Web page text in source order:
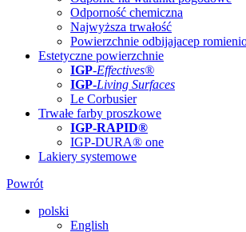
Odporność chemiczna
Najwyższa trwałość
Powierzchnie odbijajacep
Estetyczne powierzchnie
IGP-Effectives®
IGP-Living Surfaces
Le Corbusier
Trwałe farby proszkowe
IGP-RAPID®
IGP-DURA® one
Lakiery systemowe
Powrót
polski
English